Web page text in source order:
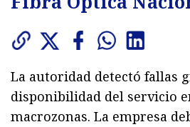
La autoridad detectó fallas
disponibilidad del servicio
macrozonas. La empresa